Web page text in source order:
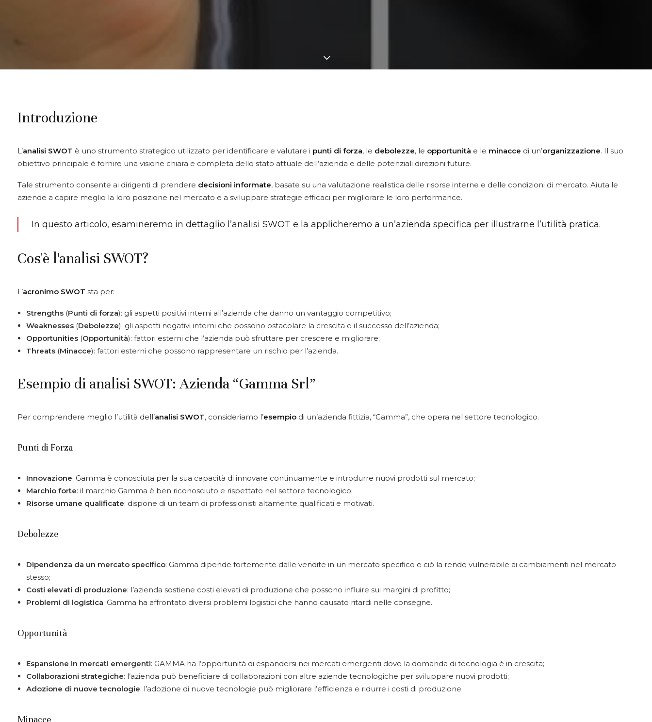
Introduzione
L’analisi SWOT è uno strumento strategico utilizzato per identificare e valutare i punti di forza, le debolezze, le opportunità e le minacce di un’organizzazione. Il suo
obiettivo principale è fornire una visione chiara e completa dello stato attuale dell’azienda e delle potenziali direzioni future.
Tale strumento consente ai dirigenti di prendere decisioni informate, basate su una valutazione realistica delle risorse interne e delle condizioni di mercato. Aiuta le
aziende a capire meglio la loro posizione nel mercato e a sviluppare strategie efficaci per migliorare le loro performance.
In questo articolo, esamineremo in dettaglio l’analisi SWOT e la applicheremo a un’azienda specifica per illustrarne l’utilità pratica.
Cos'è l'analisi SWOT?
L’acronimo SWOT sta per:
Strengths (Punti di forza): gli aspetti positivi interni all’azienda che danno un vantaggio competitivo;
Weaknesses (Debolezze): gli aspetti negativi interni che possono ostacolare la crescita e il successo dell’azienda;
Opportunities (Opportunità): fattori esterni che l’azienda può sfruttare per crescere e migliorare;
Threats (Minacce): fattori esterni che possono rappresentare un rischio per l’azienda.
Esempio di analisi SWOT: Azienda “Gamma Srl”
Per comprendere meglio l’utilità dell’analisi SWOT, consideriamo l’esempio di un’azienda fittizia, “Gamma”, che opera nel settore tecnologico.
Punti di Forza
Innovazione: Gamma è conosciuta per la sua capacità di innovare continuamente e introdurre nuovi prodotti sul mercato;
Marchio forte: il marchio Gamma è ben riconosciuto e rispettato nel settore tecnologico;
Risorse umane qualificate: dispone di un team di professionisti altamente qualificati e motivati.
Debolezze
Dipendenza da un mercato specifico: Gamma dipende fortemente dalle vendite in un mercato specifico e ciò la rende vulnerabile ai cambiamenti nel mercato
stesso;
Costi elevati di produzione: l’azienda sostiene costi elevati di produzione che possono influire sui margini di profitto;
Problemi di logistica: Gamma ha affrontato diversi problemi logistici che hanno causato ritardi nelle consegne.
Opportunità
Espansione in mercati emergenti: GAMMA ha l’opportunità di espandersi nei mercati emergenti dove la domanda di tecnologia è in crescita;
Collaborazioni strategiche: l’azienda può beneficiare di collaborazioni con altre aziende tecnologiche per sviluppare nuovi prodotti;
Adozione di nuove tecnologie: l’adozione di nuove tecnologie può migliorare l’efficienza e ridurre i costi di produzione.
Minacce